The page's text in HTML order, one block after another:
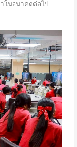
าในอนาคตต่อไป